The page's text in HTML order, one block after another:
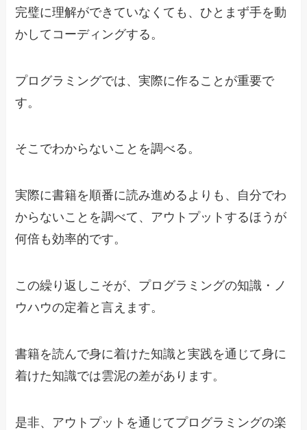
完璧に理解ができていなくても、ひとまず手を動
かしてコーディングする。
プログラミングでは、実際に作ることが重要で
す。
そこでわからないことを調べる。
実際に書籍を順番に読み進めるよりも、自分でわ
からないことを調べて、アウトプットするほうが
何倍も効率的です。
この繰り返しこそが、プログラミングの知識・ノ
ウハウの定着と言えます。
書籍を読んで身に着けた知識と実践を通じて身に
着けた知識では雲泥の差があります。
是非、アウトプットを通じてプログラミングの楽